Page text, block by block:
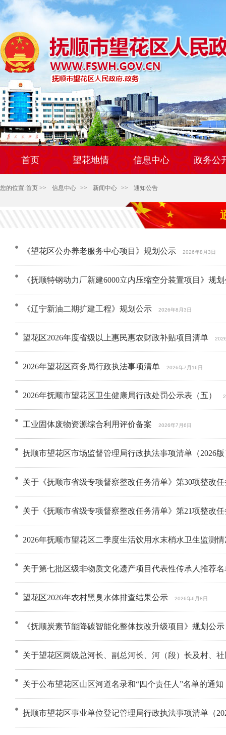
首页 望花地情 信息中心 政务公
您的位置:首页 >> 信息中心 >> 新闻中心 >> 通知公告
《望花区公办养老服务中心项目》规划公示 2026年8月3日
《抚顺特钢动力厂新建6000立内压缩空分装置项目》规
《辽宁新油二期扩建工程》规划公示 2026年8月3日
望花区2026年度省级以上惠民惠农财政补贴项目清单
2026年望花区商务局行政执法事项清单 2026年7月16日
2026年抚顺市望花区卫生健康局行政处罚公示表（五）
工业固体废物资源综合利用评价备案 2026年7月6日
抚顺市望花区市场监督管理局行政执法事项清单（2026版
关于《抚顺市省级专项督察整改任务清单》第30项整改
关于《抚顺市省级专项督察整改任务清单》第21项整改
2026年抚顺市望花区二季度生活饮用水末梢水卫生监测情
关于第七批区级非物质文化遗产项目代表性传承人推荐
望花区2026年农村黑臭水体排查结果公示 2026年6月8日
《抚顺炭素节能降碳智能化整体技改升级项目》规划公示
关于望花区两级总河长、副总河长、河（段）长及村、
关于公布望花区山区河道名录和“四个责任人”名单的通知
抚顺市望花区事业单位登记管理局行政执法事项清单（